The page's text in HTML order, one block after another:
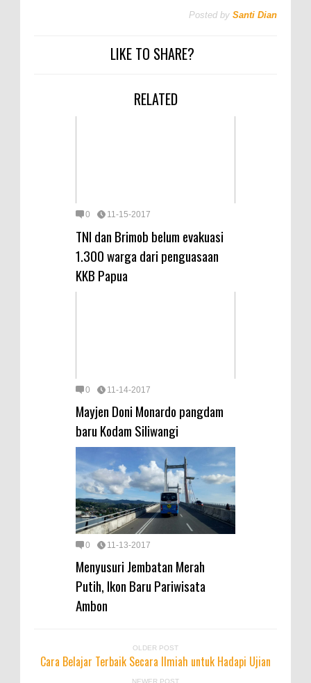
Posted by Santi Dian
LIKE TO SHARE?
RELATED
0 11-15-2017
TNI dan Brimob belum evakuasi
1.300 warga dari penguasaan
KKB Papua
0 11-14-2017
Mayjen Doni Monardo pangdam
baru Kodam Siliwangi
0 11-13-2017
Menyusuri Jembatan Merah
Putih, Ikon Baru Pariwisata
Ambon
OLDER POST
Cara Belajar Terbaik Secara Ilmiah untuk Hadapi Ujian
NEWER POST